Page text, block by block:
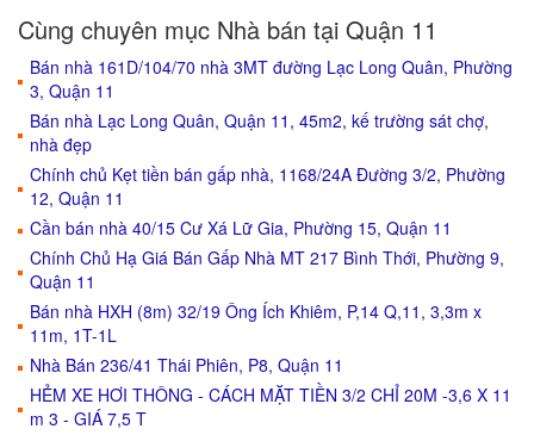
Cùng chuyên mục Nhà bán tại Quận 11
Bán nhà 161D/104/70 nhà 3MT đường Lạc Long Quân, Phường
3, Quận 11
Bán nhà Lạc Long Quân, Quận 11, 45m2, kế trường sát chợ,
nhà đẹp
Chính chủ Kẹt tiền bán gấp nhà, 1168/24A Đường 3/2, Phường
12, Quận 11
Cần bán nhà 40/15 Cư Xá Lữ Gia, Phường 15, Quận 11
Chính Chủ Hạ Giá Bán Gấp Nhà MT 217 Bình Thới, Phường 9,
Quận 11
Bán nhà HXH (8m) 32/19 Ông Ích Khiêm, P,14 Q,11, 3,3m x
11m, 1T-1L
Nhà Bán 236/41 Thái Phiên, P8, Quận 11
HẺM XE HƠI THÔNG - CÁCH MẶT TIỀN 3/2 CHỈ 20M -3,6 X 11
m 3 - GIÁ 7,5 T